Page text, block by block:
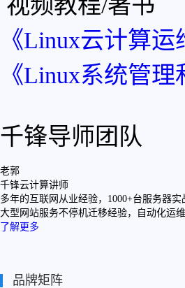
视频教程/著书
《Linux云计算运
《Linux系统管
千锋导师团队
老郭
千锋云计算讲师
多年的互联网从业经验，1000+台服务器
大型网站服务不停机迁移经验，自动化运
了解更多
品牌矩阵